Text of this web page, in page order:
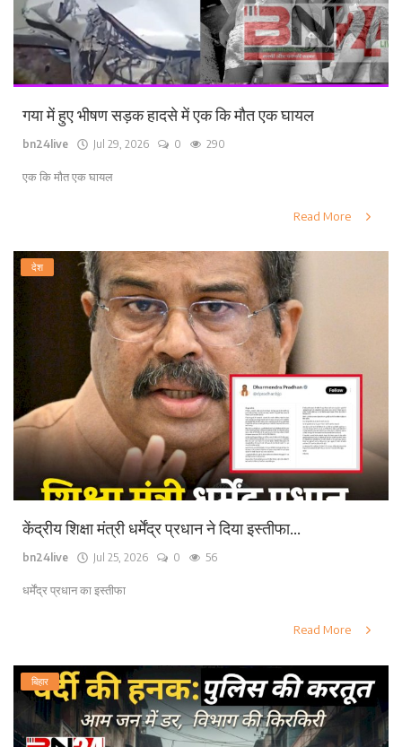
गया में हुए भीषण सड़क हादसे में एक कि मौत एक घायल
bn24live Jul 29, 2026 0 290
एक कि मौत एक घायल
Read More
देश
केंद्रीय शिक्षा मंत्री धर्मेंद्र प्रधान ने दिया इस्तीफा...
bn24live Jul 25, 2026 0 56
धर्मेंद्र प्रधान का इस्तीफा
Read More
बिहार